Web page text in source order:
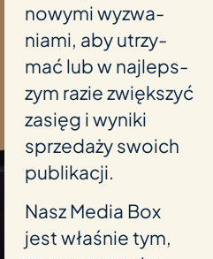
nowymi wyz­wa­
niami, aby utrzy­
mać lub w naj­leps­
zym razie zwięks­zyć
zasięg i wyniki
sprze­daży swoich
publikacji.
Nasz Media Box
jest właś­nie tym,